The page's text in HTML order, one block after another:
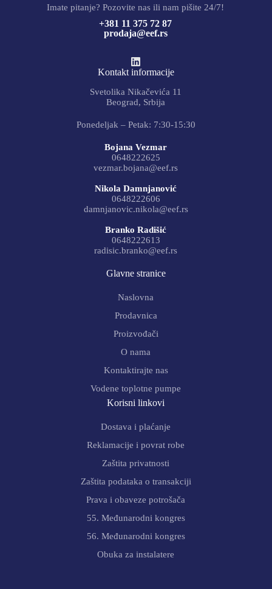
Imate pitanje? Pozovite nas ili nam pišite 24/7!
+381 11 375 72 87
prodaja@eef.rs
Kontakt informacije
Svetolika Nikačevića 11
Beograd, Srbija
Ponedeljak – Petak: 7:30-15:30
Bojana Vezmar
0648222625
vezmar.bojana@eef.rs
Nikola Damnjanović
0648222606
damnjanovic.nikola@eef.rs
Branko Radišić
0648222613
radisic.branko@eef.rs
Glavne stranice
Naslovna
Prodavnica
Proizvođači
O nama
Kontaktirajte nas
Vodene toplotne pumpe
Korisni linkovi
Dostava i plaćanje
Reklamacije i povrat robe
Zaštita privatnosti
Zaštita podataka o transakciji
Prava i obaveze potrošača
55. Međunarodni kongres
56. Međunarodni kongres
Obuka za instalatere